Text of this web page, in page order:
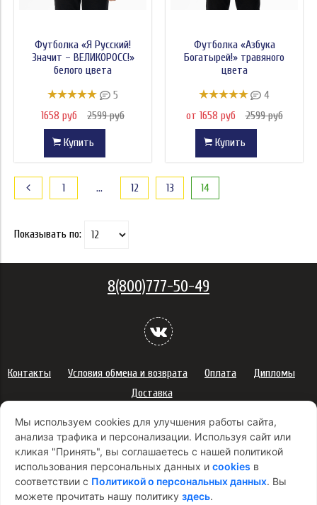
Футболка «Я Русский!
Значит – ВЕЛИКОРОСС!»
белого цвета
5
1658 руб
2599 руб
Купить
Футболка «Азбука
Богатырей!» травяного
цвета
4
от 1658 руб
2599 руб
Купить
1 … 12 13 14
Показывать по:
Мы используем cookies для улучшения работы сайта,
анализа трафика и персонализации. Используя сайт или
кликая "Принять", вы соглашаетесь с нашей политикой
использования персональных данных и cookies в
соответствии с Политикой о персональных данных. Вы
можете прочитать нашу политику здесь.
8(800)777-50-49
Контакты Условия обмена и возврата Оплата
Дипломы
Доставка
Сертификаты
Оферта
Правила использования подарочных карт
Правила ухода за одеждой
Политика платежей
Условия использования Cookie-файлов